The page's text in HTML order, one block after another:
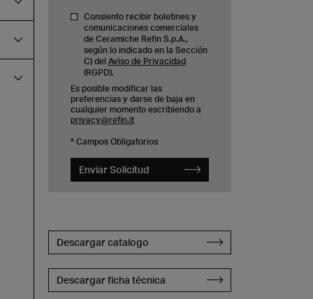
Consiento recibir boletines y
comunicaciones comerciales
de Ceramiche Refin S.p.A.,
según lo indicado en la Sección
C) del Aviso de Privacidad
(RGPD).
Es posible modificar las
preferencias y darse de baja en
cualquier momento escribiendo a
privacy@refin.it
* Campos Obligatorios
Enviar Solicitud
Descargar catalogo
Descargar ficha técnica